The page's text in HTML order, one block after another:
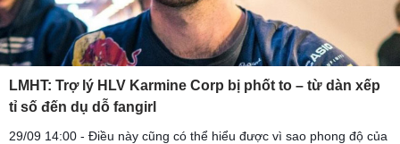
LMHT: Trợ lý HLV Karmine Corp bị phốt to – từ dàn xếp
tỉ số đến dụ dỗ fangirl
29/09 14:00 - Điều này cũng có thể hiểu được vì sao phong độ của